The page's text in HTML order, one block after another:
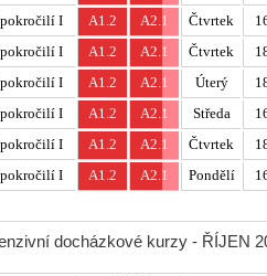
I A1.2 A2.1 Čtvrtek
I A1.2 A2.1 Čtvrtek
I A1.2 A2.1 Úterý
I A1.2 A2.1 Středa
I A1.2 A2.1 Čtvrtek
I A1.2 A2.1 Pondělí
docházkové kurzy - ŘÍJEN